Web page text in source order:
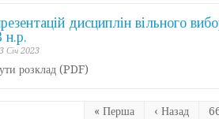
дисциплін вільного
н.р.
Січ 2023
розклад (PDF)
« Перша ‹ Назад